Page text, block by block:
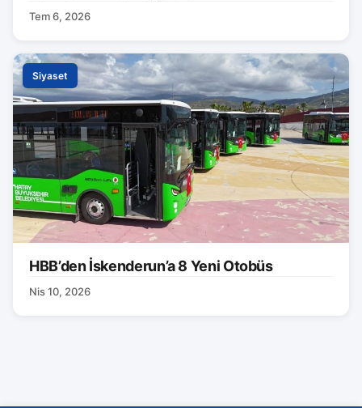
Tem 6, 2026
Siyaset
HBB’den İskenderun’a 8 Yeni Otobüs
Nis 10, 2026